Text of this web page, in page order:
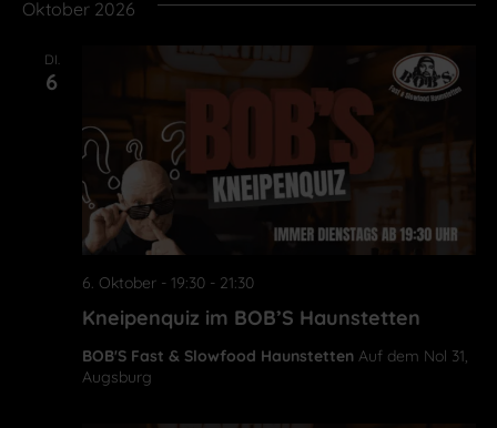
Oktober 2026
DI.
6
Kneipenquiz im BOB’S Haunstetten
6. Oktober - 19:30- 21:30
BOB'S Fast & Slowfood Haunstetten Auf dem Nol 31,
Augsburg